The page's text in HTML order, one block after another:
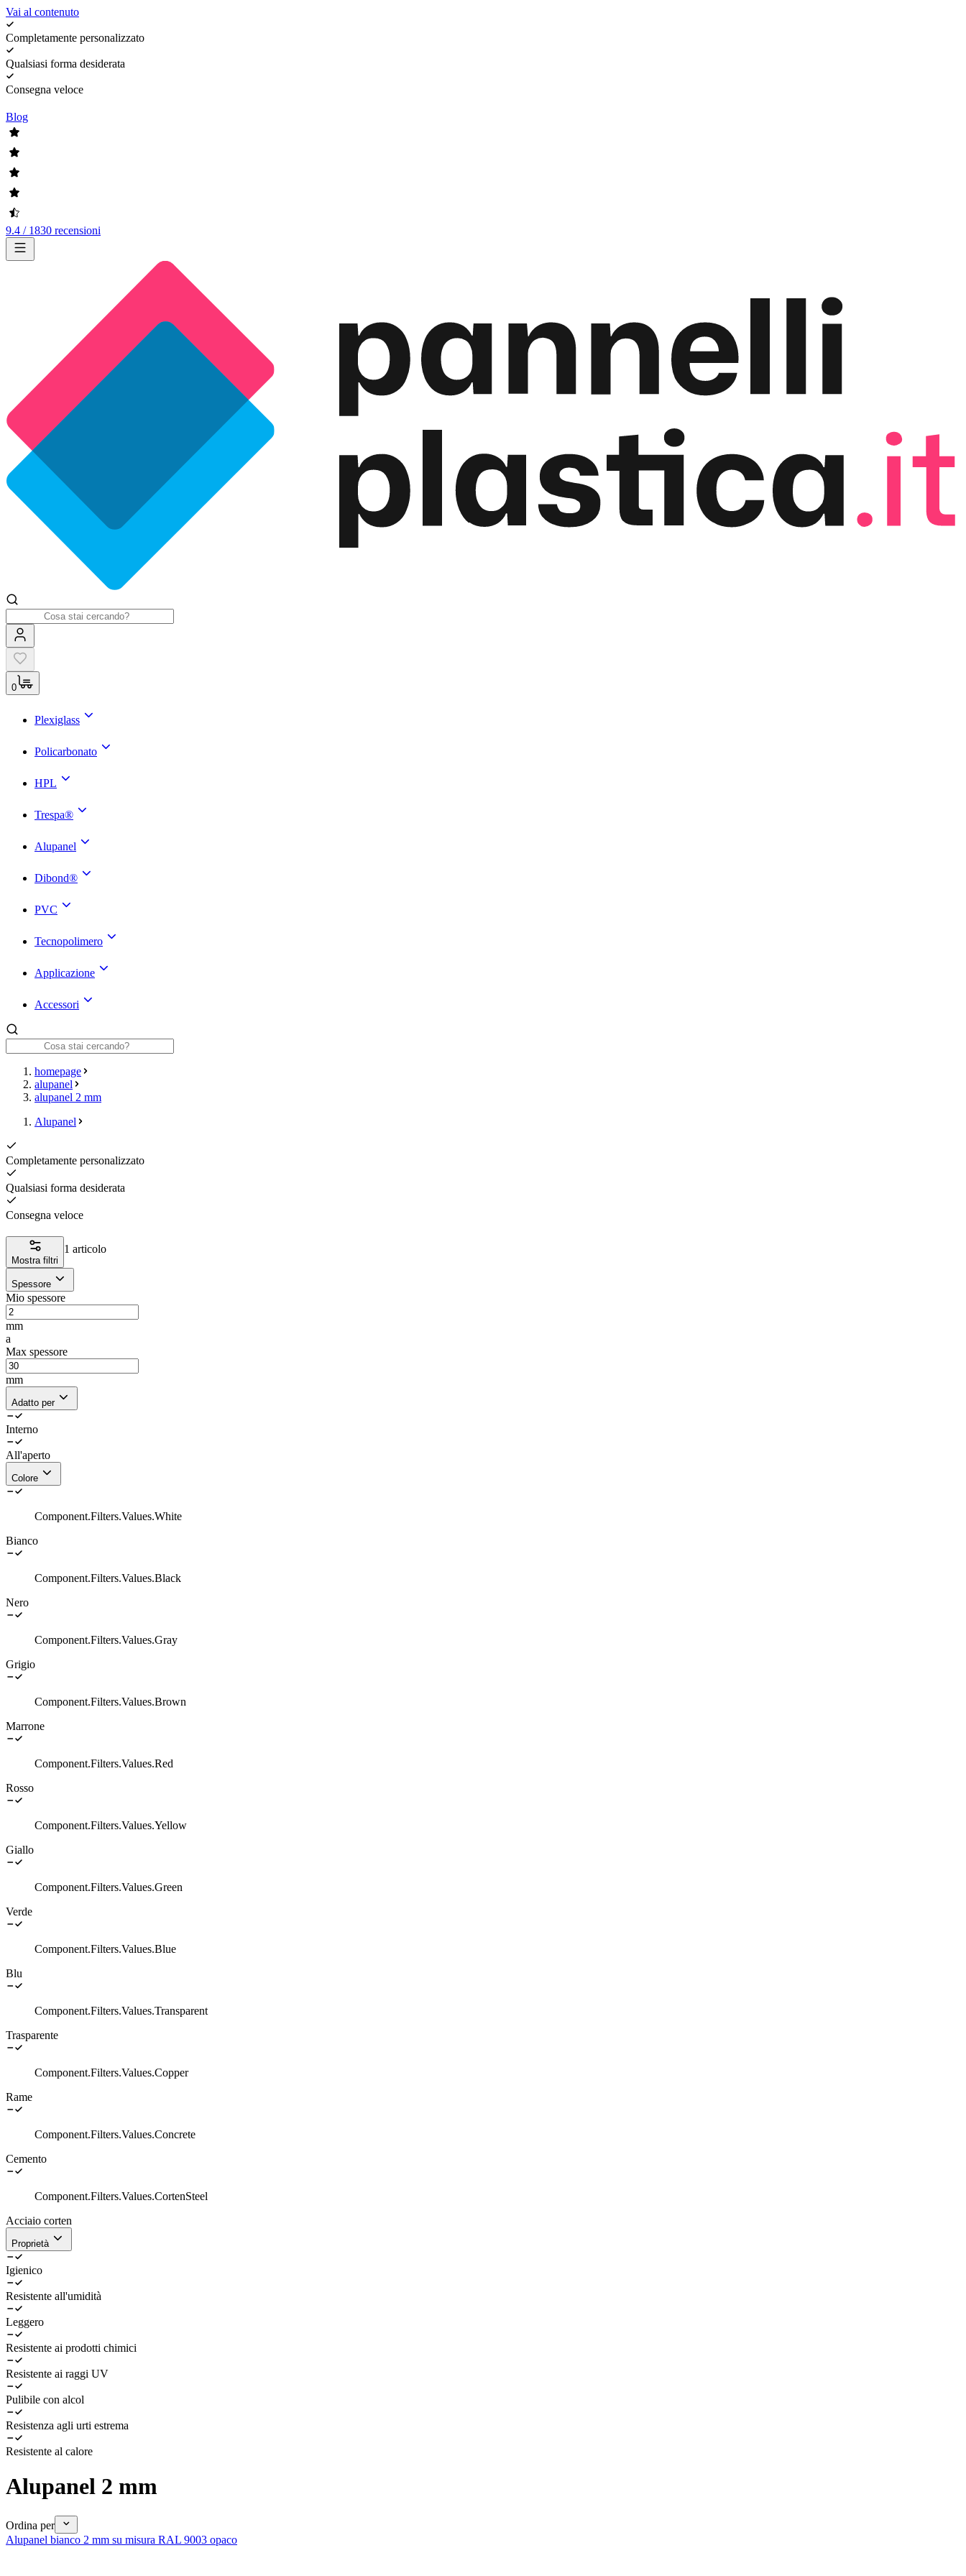
Vai al contenuto
Completamente personalizzato
Qualsiasi forma desiderata
Consegna veloce
Blog
9.4 / 1830 recensioni
0
Plexiglass
Policarbonato
HPL
Trespa®
Alupanel
Dibond®
PVC
Tecnopolimero
Applicazione
Accessori
homepage
alupanel
alupanel 2 mm
Alupanel
Completamente personalizzato
Qualsiasi forma desiderata
Consegna veloce
Mostra filtri
1 articolo
Spessore
Mio spessore
mm
a
Max spessore
mm
Adatto per
Interno
All'aperto
Colore
Component.Filters.Values.White
Bianco
Component.Filters.Values.Black
Nero
Component.Filters.Values.Gray
Grigio
Component.Filters.Values.Brown
Marrone
Component.Filters.Values.Red
Rosso
Component.Filters.Values.Yellow
Giallo
Component.Filters.Values.Green
Verde
Component.Filters.Values.Blue
Blu
Component.Filters.Values.Transparent
Trasparente
Component.Filters.Values.Copper
Rame
Component.Filters.Values.Concrete
Cemento
Component.Filters.Values.CortenSteel
Acciaio corten
Proprietà
Igienico
Resistente all'umidità
Leggero
Resistente ai prodotti chimici
Resistente ai raggi UV
Pulibile con alcol
Resistenza agli urti estrema
Resistente al calore
Alupanel 2 mm
Ordina per
Alupanel bianco 2 mm su misura RAL 9003 opaco